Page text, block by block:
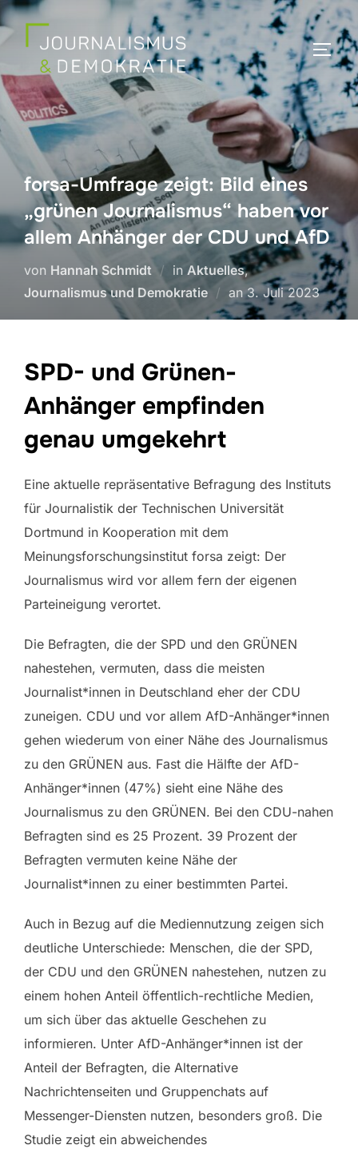
Zum
Inhalt
springen
forsa-Umfrage zeigt: Bild eines
„grünen Journalismus“ haben vor
allem Anhänger der CDU und AfD
von Hannah Schmidt in Aktuelles,
Journalismus und Demokratie
anVeröffentlicht
am
3. Juli 2023
SPD- und Grünen-
Anhänger empfinden
genau umgekehrt
Eine aktuelle repräsentative Befragung des Instituts
für Journalistik der Technischen Universität
Dortmund in Kooperation mit dem
Meinungsforschungsinstitut forsa zeigt: Der
Journalismus wird vor allem fern der eigenen
Parteineigung verortet.
Die Befragten, die der SPD und den GRÜNEN
nahestehen, vermuten, dass die meisten
Journalist*innen in Deutschland eher der CDU
zuneigen. CDU und vor allem AfD-Anhänger*innen
gehen wiederum von einer Nähe des Journalismus
zu den GRÜNEN aus. Fast die Hälfte der AfD-
Anhänger*innen (47%) sieht eine Nähe des
Journalismus zu den GRÜNEN. Bei den CDU-nahen
Befragten sind es 25 Prozent. 39 Prozent der
Befragten vermuten keine Nähe der
Journalist*innen zu einer bestimmten Partei.
Auch in Bezug auf die Mediennutzung zeigen sich
deutliche Unterschiede: Menschen, die der SPD,
der CDU und den GRÜNEN nahestehen, nutzen zu
einem hohen Anteil öffentlich-rechtliche Medien,
um sich über das aktuelle Geschehen zu
informieren. Unter AfD-Anhänger*innen ist der
Anteil der Befragten, die Alternative
Nachrichtenseiten und Gruppenchats auf
Messenger-Diensten nutzen, besonders groß. Die
Studie zeigt ein abweichendes